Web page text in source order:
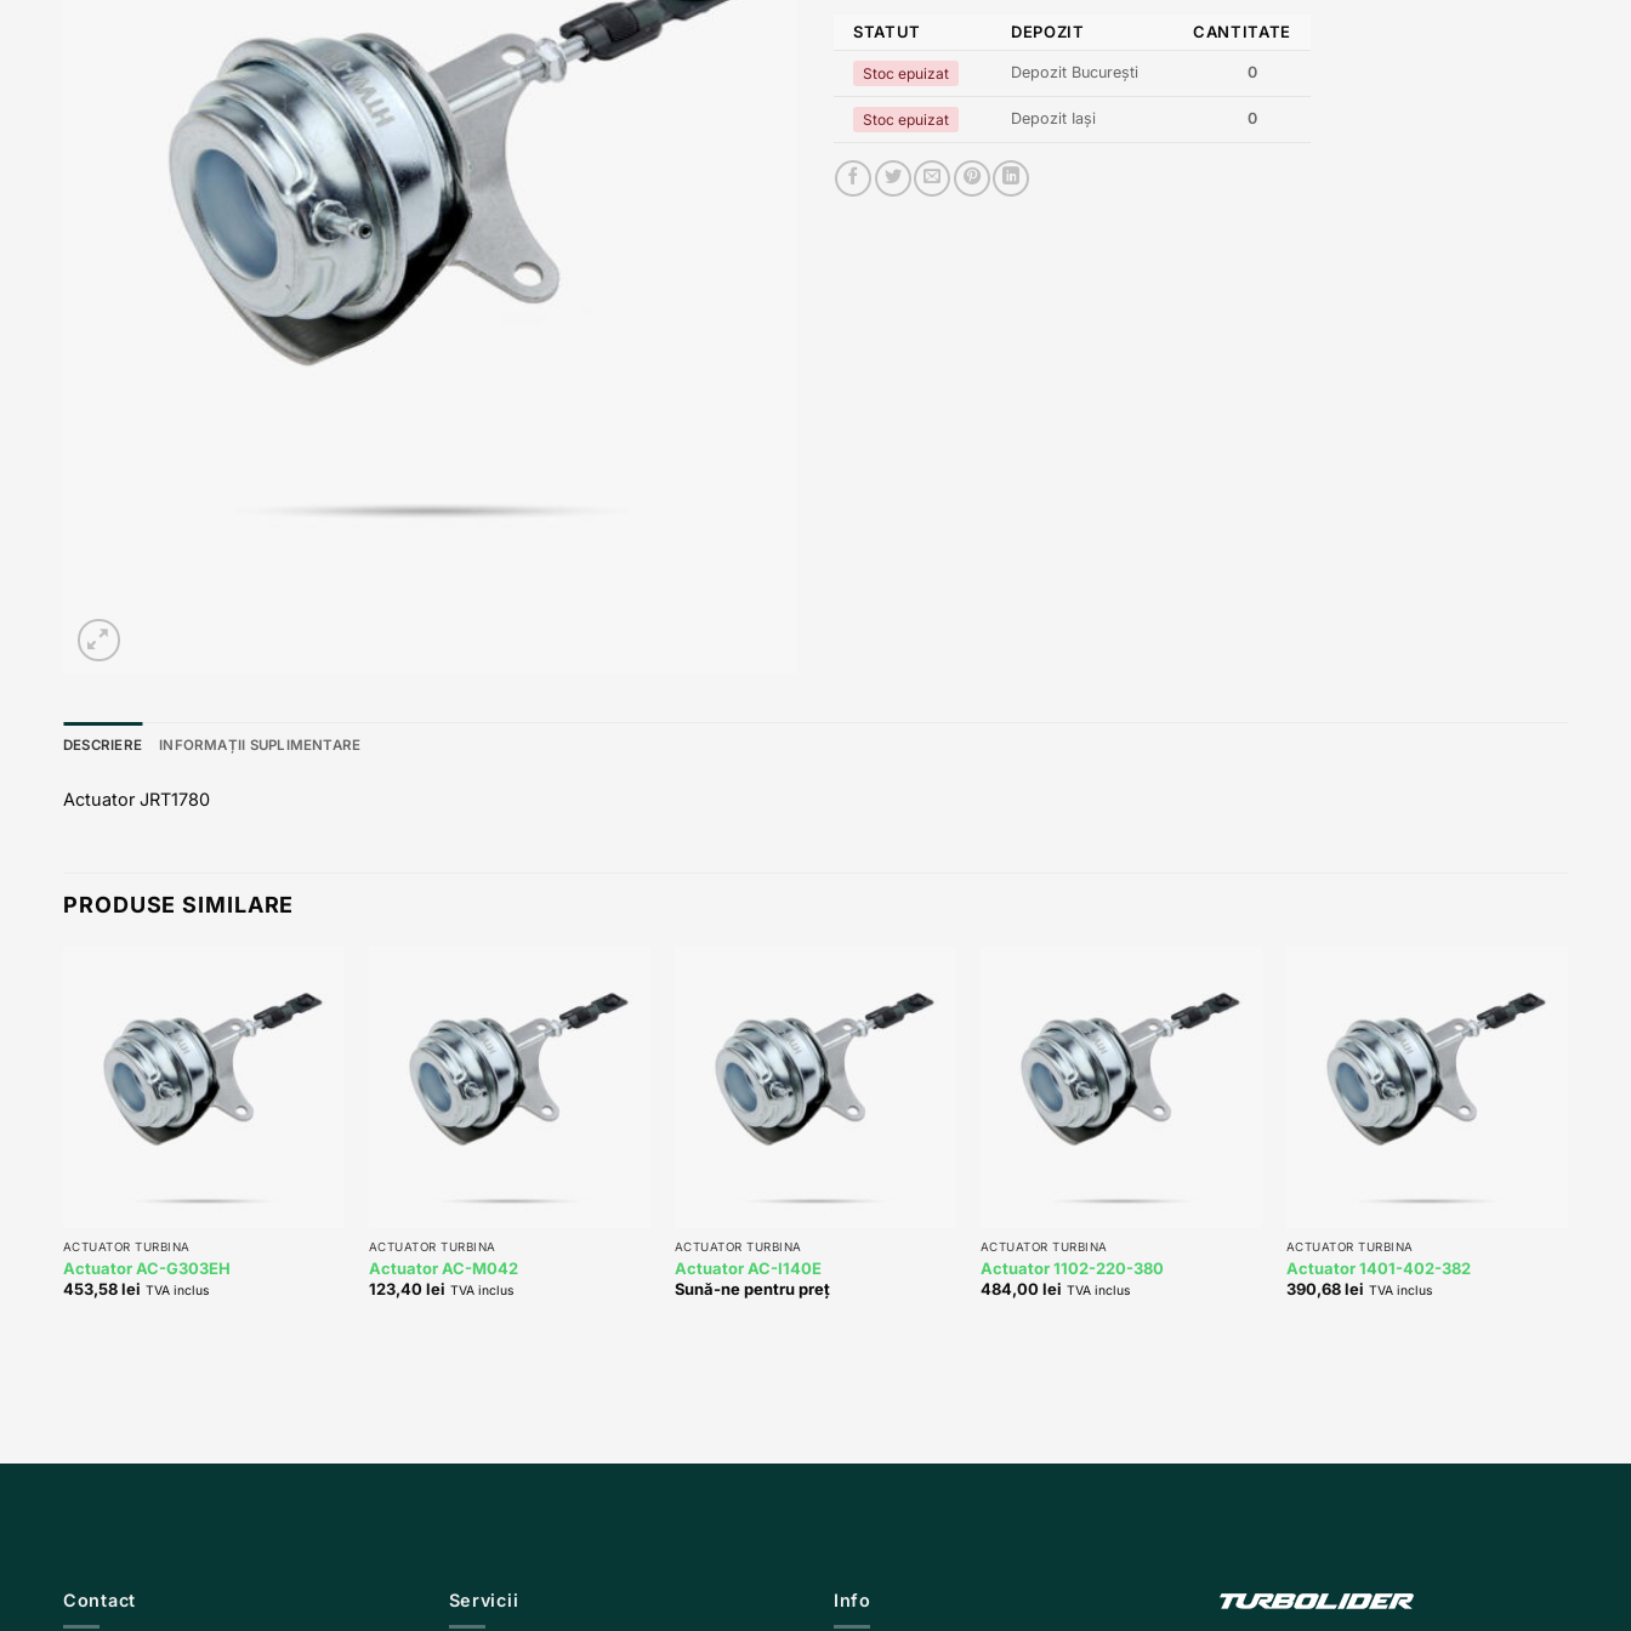
STATUT DEPOZIT CANTITATE
Stoc epuizat Depozit București 0
Stoc epuizat Depozit Iași 0
DESCRIERE INFORMAȚII SUPLIMENTARE
Actuator JRT1780
PRODUSE SIMILARE
Add to
wishlist
ACTUATOR TURBINA
Actuator AC-G303EH
453,58lei TVA inclus
Add to
wishlist
ACTUATOR TURBINA
Actuator AC-M042
123,40lei TVA inclus
Add to
wishlist
ACTUATOR TURBINA
Actuator AC-I140E
Sună-ne pentru preț
Add to
wishlist
ACTUATOR TURBINA
Actuator 1102-220-380
484,00lei TVA inclus
Add to
wishlist
ACTUATOR TURBINA
Actuator 1401-402-382
390,68lei TVA inclus
Contact Servicii Info